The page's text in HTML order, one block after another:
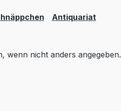
Antiquariat
wenn nicht anders angegeben.